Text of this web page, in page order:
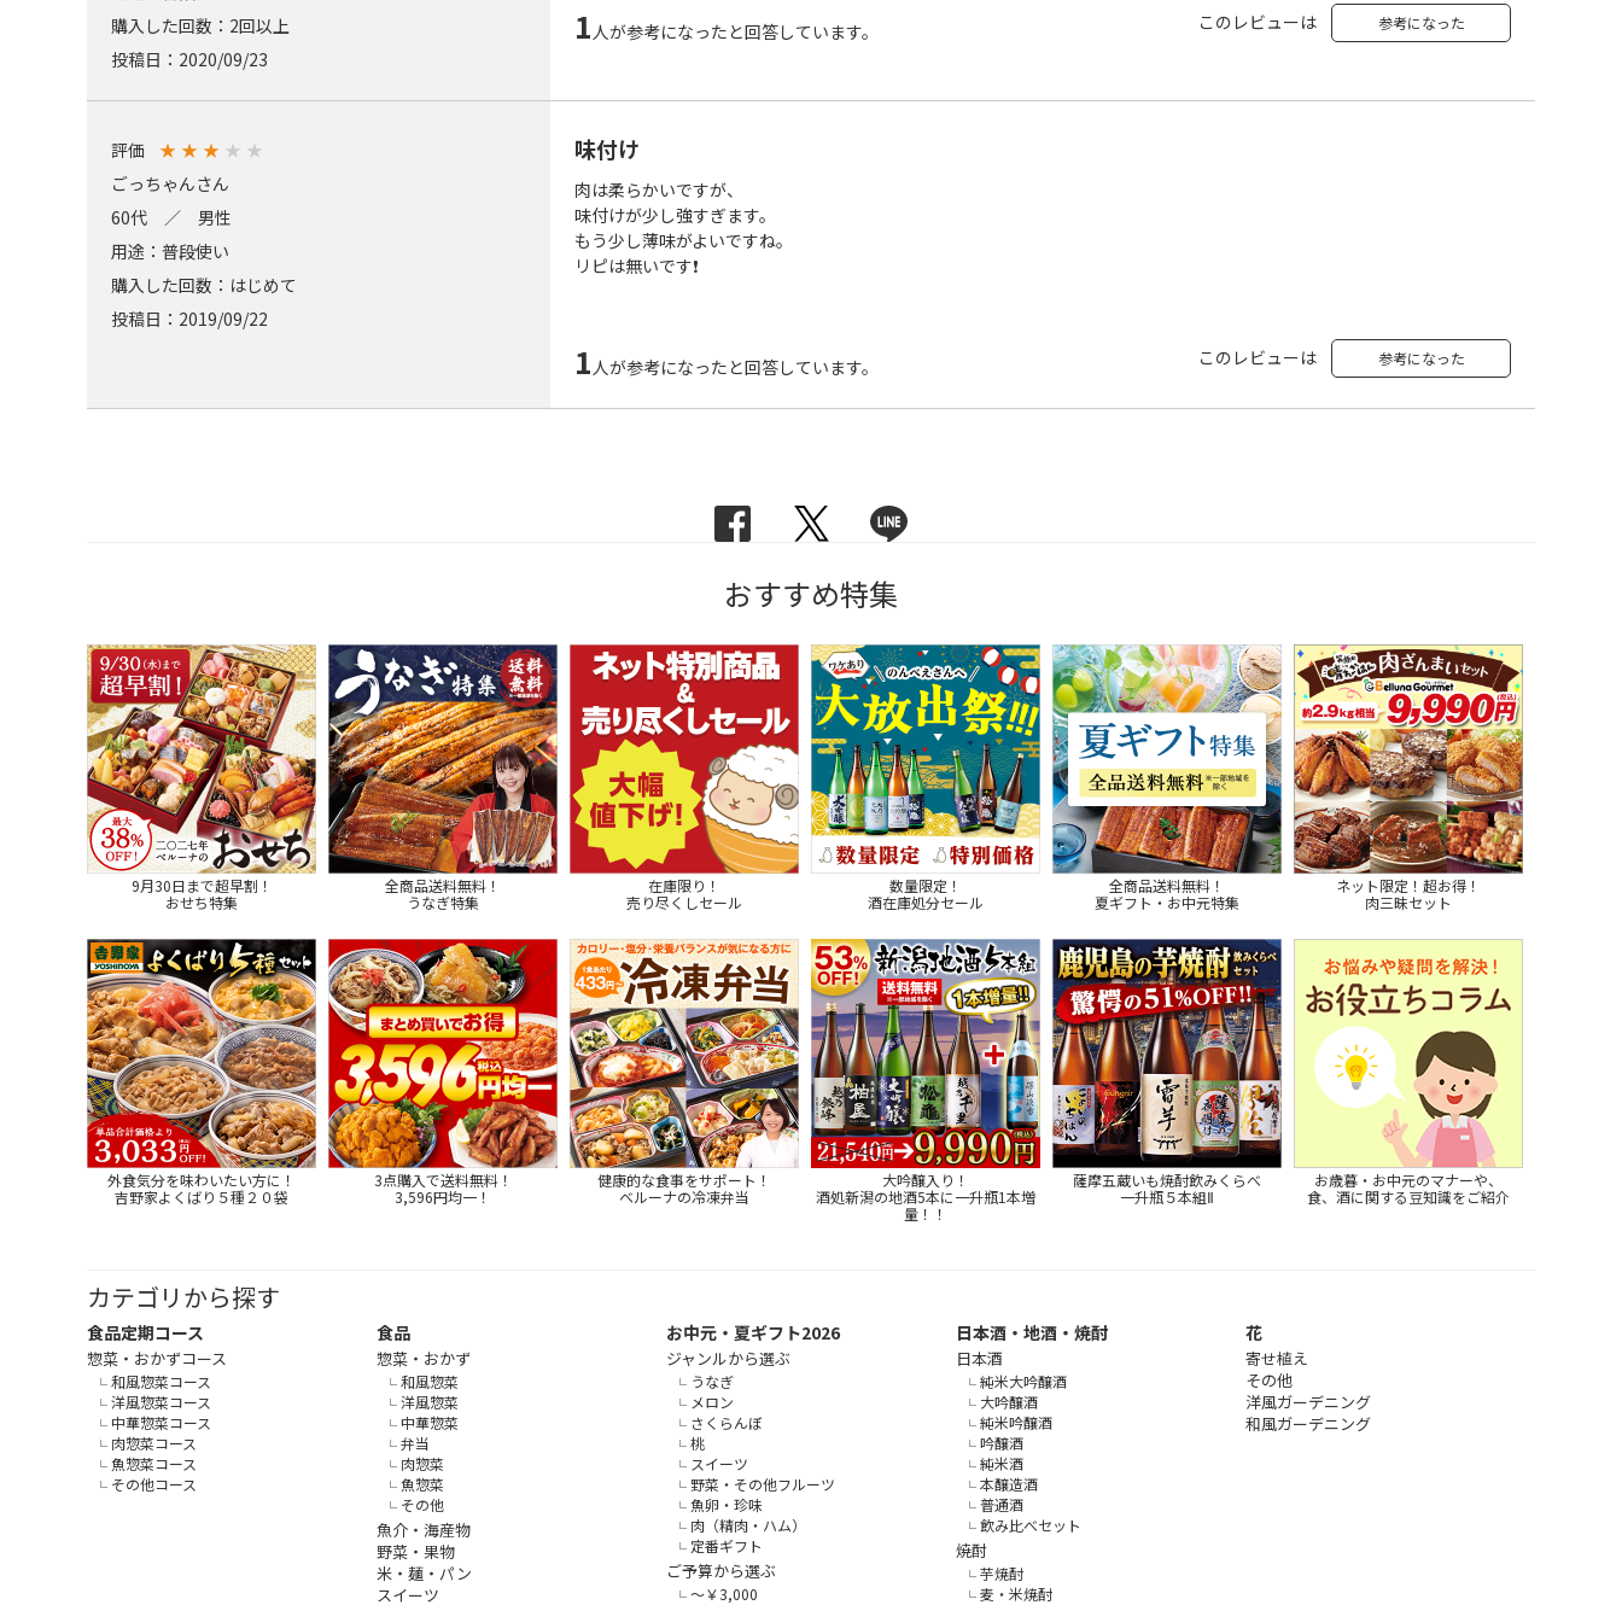
購入した回数：2回以上
投稿日：2020/09/23
1人が参考になったと回答しています。 このレビューは 参考になった
評価 ★ ★ ★ ★ ★
ごっちゃんさん
60代 ／ 男性
用途：普段使い
購入した回数：はじめて
投稿日：2019/09/22
味付け
肉は柔らかいですが、
味付けが少し強すぎます。
もう少し薄味がよいですね。
リピは無いです❗
1人が参考になったと回答しています。 このレビューは 参考になった
おすすめ特集
9月30日まで超早割！
おせち特集
全商品送料無料！
うなぎ特集
在庫限り！
売り尽くしセール
数量限定！
酒在庫処分セール
全商品送料無料！
夏ギフト・お中元特集
ネット限定！超お得！
肉三昧セット
外食気分を味わいたい方に！
吉野家よくばり５種２０袋
3点購入で送料無料！
3,596円均一！
健康的な食事をサポート！
ベルーナの冷凍弁当
大吟醸入り！
酒処新潟の地酒5本に一升瓶1本増
量！！
薩摩五蔵いも焼酎飲みくらべ
一升瓶５本組Ⅱ
お歳暮・お中元のマナーや、
食、酒に関する豆知識をご紹介
カテゴリから探す
食品定期コース
惣菜・おかずコース
和風惣菜コース
洋風惣菜コース
中華惣菜コース
肉惣菜コース
魚惣菜コース
その他コース
食品
惣菜・おかず
和風惣菜
洋風惣菜
中華惣菜
弁当
肉惣菜
魚惣菜
その他
魚介・海産物
野菜・果物
米・麺・パン
スイーツ
お中元・夏ギフト2026
ジャンルから選ぶ
うなぎ
メロン
さくらんぼ
桃
スイーツ
野菜・その他フルーツ
魚卵・珍味
肉（精肉・ハム）
定番ギフト
ご予算から選ぶ
～￥3,000
日本酒・地酒・焼酎
日本酒
純米大吟醸酒
大吟醸酒
純米吟醸酒
吟醸酒
純米酒
本醸造酒
普通酒
飲み比べセット
焼酎
芋焼酎
麦・米焼酎
花
寄せ植え
その他
洋風ガーデニング
和風ガーデニング